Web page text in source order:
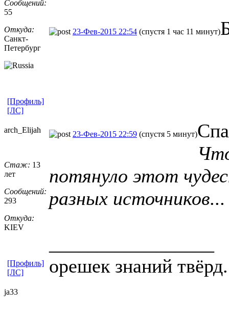
Сообщений:
55
Откуда:
Санкт-
Петерб​ург
23-Фев-2015 22:54 (спустя 1 час 11 минут)
[Профиль]
[ЛС]
arch_Elijah
Стаж: 13
лет
Сообщений:
293
Откуда:
KIEV
23-Фев-2015 22:59 (спустя 5 минут)
потянуло этот
разных источников...
орешек знаний
[Профиль]
[ЛС]
ja33